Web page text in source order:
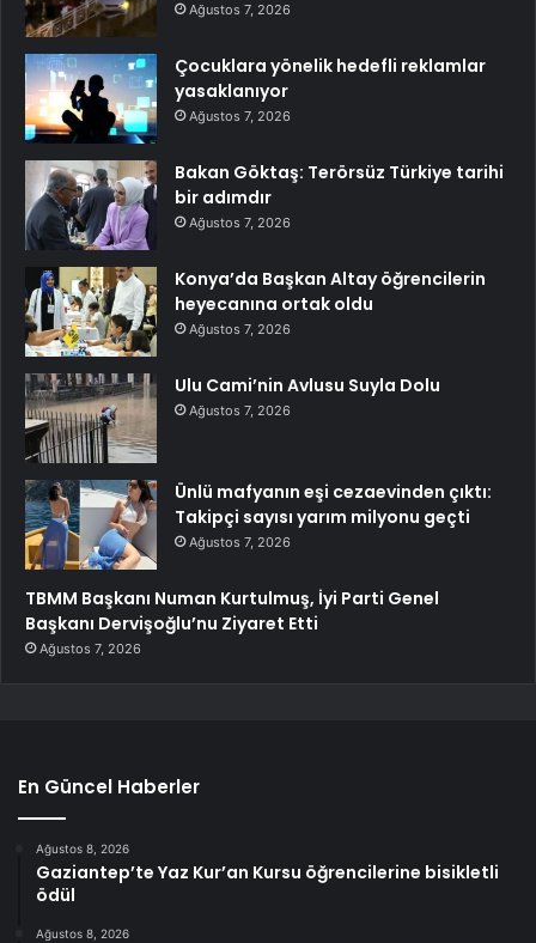
Ağustos 7, 2026
Çocuklara yönelik hedefli reklamlar
yasaklanıyor
Ağustos 7, 2026
Bakan Göktaş: Terörsüz Türkiye tarihi
bir adımdır
Ağustos 7, 2026
Konya’da Başkan Altay öğrencilerin
heyecanına ortak oldu
Ağustos 7, 2026
Ulu Cami’nin Avlusu Suyla Dolu
Ağustos 7, 2026
Ünlü mafyanın eşi cezaevinden çıktı:
Takipçi sayısı yarım milyonu geçti
Ağustos 7, 2026
TBMM Başkanı Numan Kurtulmuş, İyi Parti Genel
Başkanı Dervişoğlu’nu Ziyaret Etti
Ağustos 7, 2026
En Güncel Haberler
Ağustos 8, 2026
Gaziantep’te Yaz Kur’an Kursu öğrencilerine bisikletli
ödül
Ağustos 8, 2026